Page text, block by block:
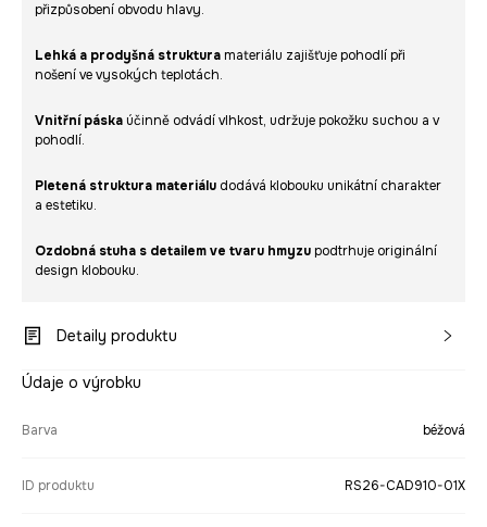
přizpůsobení obvodu hlavy.
Lehká a prodyšná struktura materiálu zajišťuje pohodlí při
nošení ve vysokých teplotách.
Vnitřní páska účinně odvádí vlhkost, udržuje pokožku suchou a v
pohodlí.
Pletená struktura materiálu dodává klobouku unikátní charakter
a estetiku.
Ozdobná stuha s detailem ve tvaru hmyzu podtrhuje originální
design klobouku.
Detaily produktu
Údaje o výrobku
Barva béžová
ID produktu RS26-CAD910-01X